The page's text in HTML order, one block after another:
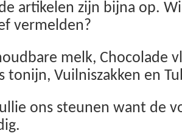
artikelen zijn bijna op.
vermelden?
melk, Chocolade
tonijn, Vuilniszakken en
ons steunen want de